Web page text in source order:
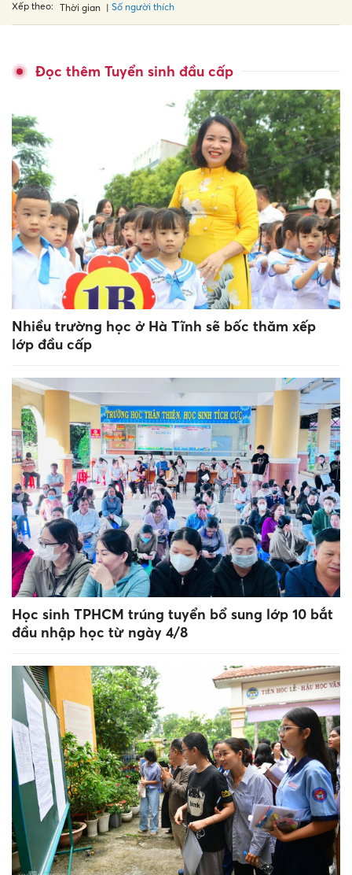
Xếp theo: Thời gian Số người thích
Đọc thêm Tuyển sinh đầu cấp
Nhiều trường học ở Hà Tĩnh sẽ bốc thăm xếp
lớp đầu cấp
Học sinh TPHCM trúng tuyển bổ sung lớp 10 bắt
đầu nhập học từ ngày 4/8